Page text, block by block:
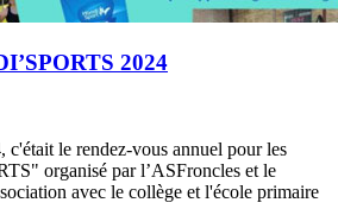
2024
c'était le rendez-vous annuel pour les
organisé par l’ASFroncles et le
avec le collège et l'école primaire